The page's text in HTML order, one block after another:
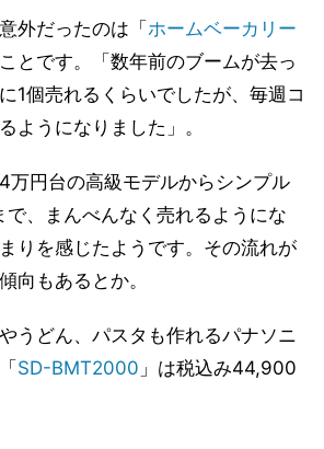
外だったのは「ホームベーカリー
とです。「数年前のブームが去っ
1個売れるくらいでしたが、毎週コ
ようになりました」。
万円台の高級モデルからシンプル
で、まんべんなく売れるようにな
りを感じたようです。その流れが
向もあるとか。
うどん、パスタも作れるパナソニ
SD-BMT2000 」は税込み44,900